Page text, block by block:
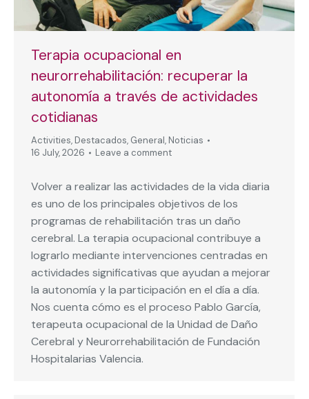
Terapia ocupacional en
neurorrehabilitación: recuperar la
autonomía a través de actividades
cotidianas
Activities, Destacados, General, Noticias
16 July, 2026
Leave a comment
Volver a realizar las actividades de la vida diaria
es uno de los principales objetivos de los
programas de rehabilitación tras un daño
cerebral. La terapia ocupacional contribuye a
lograrlo mediante intervenciones centradas en
actividades significativas que ayudan a mejorar
la autonomía y la participación en el día a día.
Nos cuenta cómo es el proceso Pablo García,
terapeuta ocupacional de la Unidad de Daño
Cerebral y Neurorrehabilitación de Fundación
Hospitalarias Valencia.